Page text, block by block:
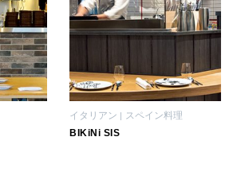
MAMA
ママもいろいろ
わたしができること
イタリアン スペイン料理
BIKiNi SIS